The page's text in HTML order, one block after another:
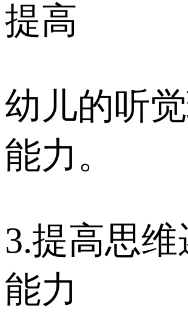
提高
幼儿的听
能力。
3.提高思维
能力